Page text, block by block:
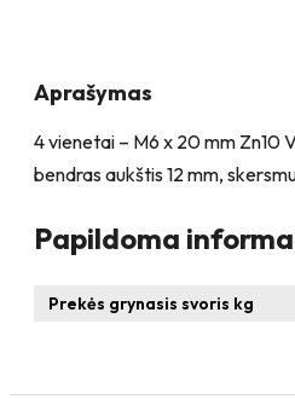
+
4
vienetai
–
NTM6
10
mm
T-
Aprašymas
4 vienetai – M6 x 20 mm Zn10
bendras aukštis 12 mm,
Papildoma
Prekės grynasis svoris kg